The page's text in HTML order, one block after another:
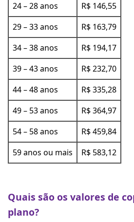
24 – 28 anos
R$ 146,55
29 – 33 anos
R$ 163,79
34 – 38 anos
R$ 194,17
39 – 43 anos
R$ 232,70
44 – 48 anos
R$ 335,28
49 – 53 anos
R$ 364,97
54 – 58 anos
R$ 459,84
59 anos ou mais
R$ 583,12
Quais são os valores de
plano?